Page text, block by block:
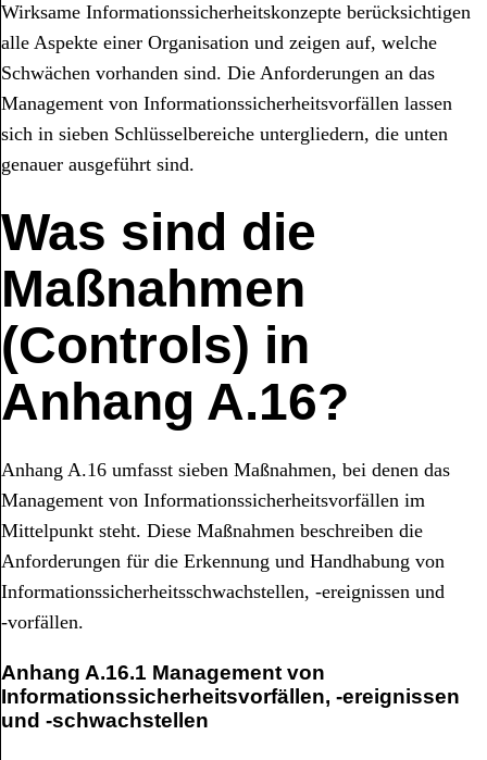
Wirksame Informationssicherheitskonzepte berücksichtigen
alle Aspekte einer Organisation und zeigen auf, welche
Schwächen vorhanden sind. Die Anforderungen an das
Management von Informationssicherheitsvorfällen lassen
sich in sieben Schlüsselbereiche untergliedern, die unten
genauer ausgeführt sind.
Was sind die
Maßnahmen
(Controls) in
Anhang A.16?
Anhang A.16 umfasst sieben Maßnahmen, bei denen das
Management von Informationssicherheitsvorfällen im
Mittelpunkt steht. Diese Maßnahmen beschreiben die
Anforderungen für die Erkennung und Handhabung von
Informationssicherheitsschwachstellen, ‑ereignissen und
‑vorfällen.
Anhang A.16.1 Management von
Informationssicherheitsvorfällen, ‑ereignissen
und ‑schwachstellen